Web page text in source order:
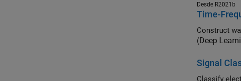
Desde R2021b
Time-
(Deep
Signal